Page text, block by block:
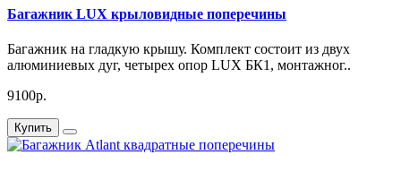
Багажник LUX крыловидные поперечины
Багажник на гладкую крышу. Комплект состоит из двух
алюминиевых дуг, четырех опор LUX БК1, монтажног..
9100р.
Купить